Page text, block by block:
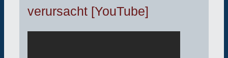
verursacht [YouTube]